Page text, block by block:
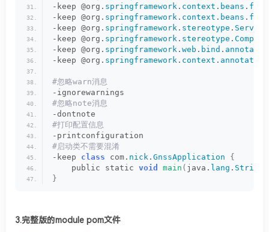
-keep @org. springframework . context . beans .
-keep @org. springframework . context . beans .
-keep @org. springframework . stereotype . Service
-keep @org. springframework . stereotype .
-keep @org. springframework . web . bind .
-keep @org. springframework . context . annotation
#忽略warn消息
-ignorewarnings
#忽略note消息
-dontnote
#打印配置信息
-printconfiguration
#启动类不需要混淆
-keep class com. nick . GnssApplication
{
    public static
void main ( java. lang . String
}
3.完整版的module pom文件